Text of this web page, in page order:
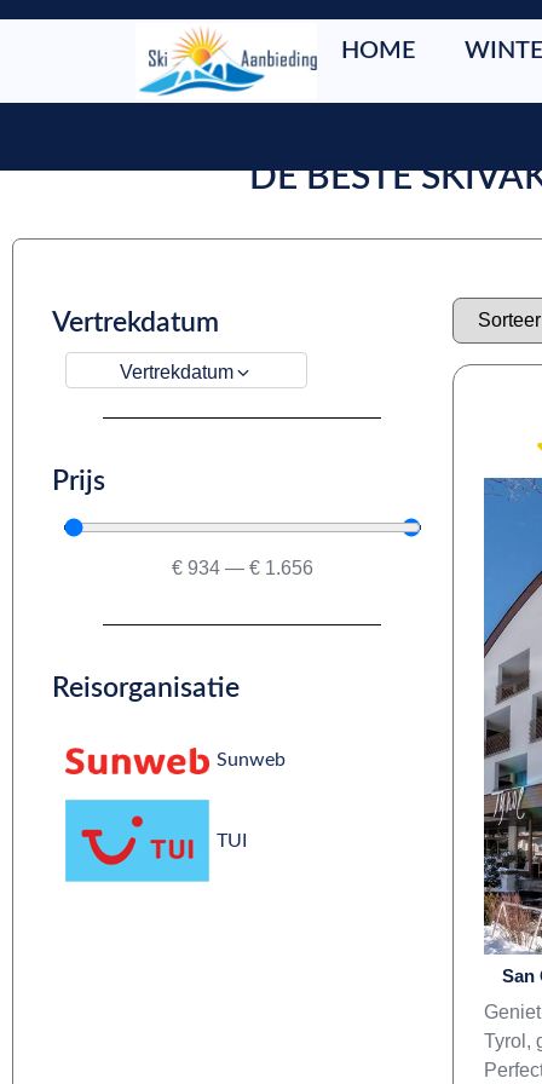
HOME
DE BESTE
Vertrekdatum
Vertrekdatum
Prijs
€ 934 — € 1.656
Reisorganisatie
Sunweb
TUI
San
Tyrol,